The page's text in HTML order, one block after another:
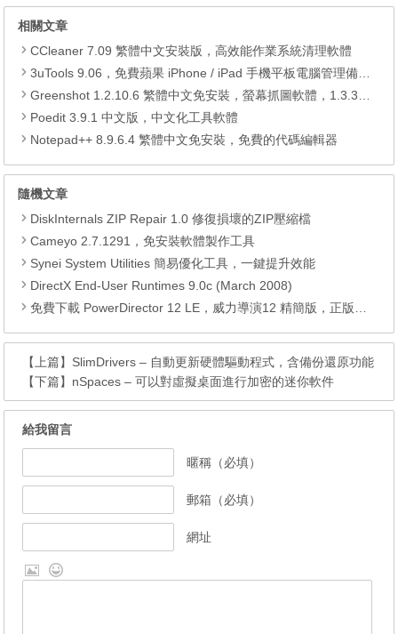
相關文章
CCleaner 7.09 繁體中文安裝版，高效能作業系統清理軟體
3uTools 9.06，免費蘋果 iPhone / iPad 手機平板電腦管理備份還原軟體
Greenshot 1.2.10.6 繁體中文免安裝，螢幕抓圖軟體，1.3.315 安裝版
Poedit 3.9.1 中文版，中文化工具軟體
Notepad++ 8.9.6.4 繁體中文免安裝，免費的代碼編輯器
隨機文章
DiskInternals ZIP Repair 1.0 修復損壞的ZIP壓縮檔
Cameyo 2.7.1291，免安裝軟體製作工具
Synei System Utilities 簡易優化工具，一鍵提升效能
DirectX End-User Runtimes 9.0c (March 2008)
免費下載 PowerDirector 12 LE，威力導演12 精簡版，正版序號
【上篇】 SlimDrivers – 自動更新硬體驅動程式，含備份還原功能
【下篇】 nSpaces – 可以對虛擬桌面進行加密的迷你軟件
給我留言
暱稱（必填）
郵箱（必填）
網址